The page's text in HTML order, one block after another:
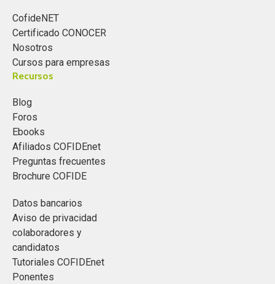
CofideNET
Certificado CONOCER
Nosotros
Cursos para empresas
Recursos
Blog
Foros
Ebooks
Afiliados COFIDEnet
Preguntas frecuentes
Brochure COFIDE
Datos bancarios
Aviso de privacidad
colaboradores y
candidatos
Tutoriales COFIDEnet
Ponentes